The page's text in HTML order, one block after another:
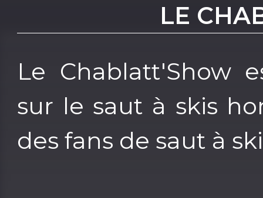
LE
Le Chablatt'Show
sur le saut à skis
des fans de saut à